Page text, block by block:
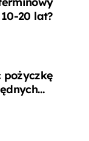
20 lat?
pożyczkę